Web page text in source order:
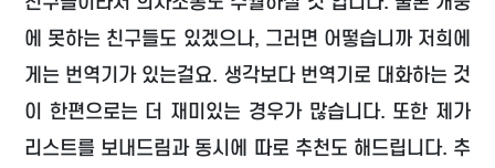
에 못하는 친구들도 있겠으나, 그러면 어떻습니까 저희에
게는 번역기가 있는걸요. 생각보다 번역기로 대화하는 것
이 한편으로는 더 재미있는 경우가 많습니다. 또한 제가
리스트를 보내드림과 동시에 따로 추천도 해드립니다. 추